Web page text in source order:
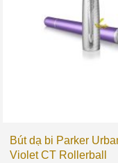
Bút dạ bi Parker
Violet CT Rollerball